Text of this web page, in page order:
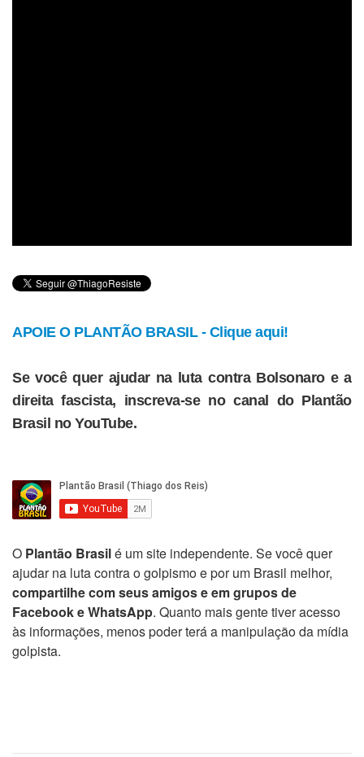
APOIE O PLANTÃO BRASIL - Clique aqui!
Se você quer ajudar na luta contra Bolsonaro e a
direita fascista, inscreva-se no canal do Plantão
Brasil no YouTube.
O Plantão Brasilé um site independente. Se você quer
ajudar na luta contra o golpismo e por um Brasil melhor,
compartilhe com seus amigos e em grupos de
Facebook e WhatsApp. Quanto mais gente tiver acesso
às informações, menos poder terá a manipulação da mídia
golpista.